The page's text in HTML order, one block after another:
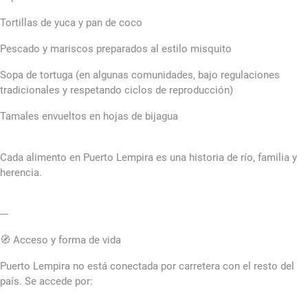
Tortillas de yuca y pan de coco
Pescado y mariscos preparados al estilo misquito
Sopa de tortuga (en algunas comunidades, bajo regulaciones
tradicionales y respetando ciclos de reproducción)
Tamales envueltos en hojas de bijagua
Cada alimento en Puerto Lempira es una historia de río, familia y
herencia.
---
🧭 Acceso y forma de vida
Puerto Lempira no está conectada por carretera con el resto del
país. Se accede por: